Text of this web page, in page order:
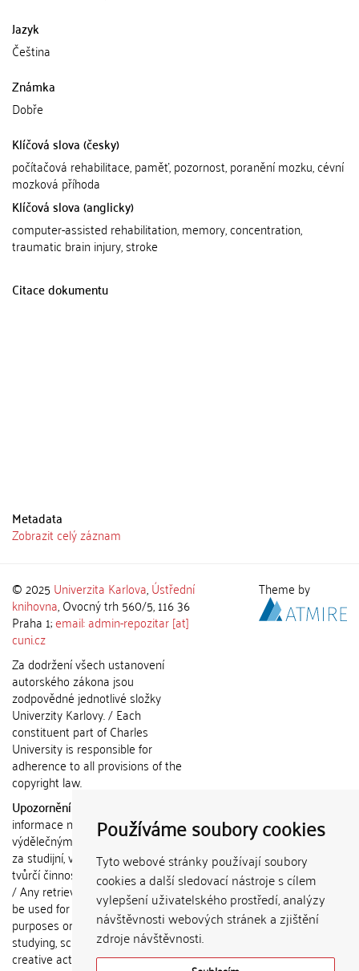
Používáme soubory cookies
Tyto webové stránky používají soubory
cookies a další sledovací nástroje s cílem
vylepšení uživatelského prostředí, analýzy
návštěvnosti webových stránek a zjištění
zdroje návštěvnosti.
Jazyk
Čeština
Známka
Dobře
Klíčová slova (česky)
počítačová rehabilitace, paměť, pozornost, poranění mozku, cévní
mozková příhoda
Klíčová slova (anglicky)
computer-assisted rehabilitation, memory, concentration,
traumatic brain injury, stroke
Citace dokumentu
Metadata
Zobrazit celý záznam
© 2025 Univerzita Karlova,Ústřední
knihovna, Ovocný trh 560/5, 116 36
Praha 1;email: admin-repozitar [at]
cuni.cz
Za dodržení všech ustanovení
autorského zákona jsou
zodpovědné jednotlivé složky
Univerzity Karlovy. / Each
constituent part of Charles
University is responsible for
adherence to all provisions of the
copyright law.
Upozornění / Notice:
informace nemohou být použity k
výdělečným účelům nebo vydávány
za studijní, vědeckou nebo jinou
tvůrčí činnost jiné osoby než autora.
/ Any retrieved information shall not
be used for any commercial
purposes or claimed as results of
studying, scientific or any other
creative activities of any person
Theme by